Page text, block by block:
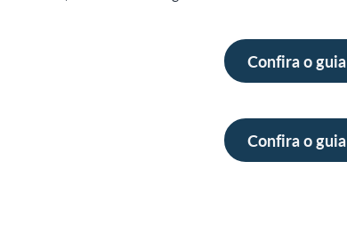
Confira o guia
Confira o guia